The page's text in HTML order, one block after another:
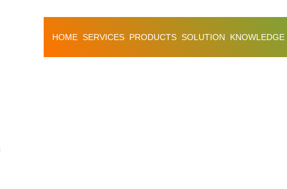
HOME SERVICES PRODUCTS SOLUTION KNOWLEDGE